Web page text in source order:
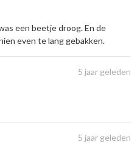
een beetje droog. En de
even te lang gebakken.
5 jaar geleden
5 jaar geleden